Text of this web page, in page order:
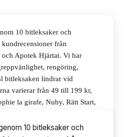
10 bitleksaker och
från
Apotek Hjärtat. Vi har
rengöring,
bitleksaken lindrar vid
varierar från 49 till 199 kr,
la girafe, Nuby, Rätt Start,
10 bitleksaker och